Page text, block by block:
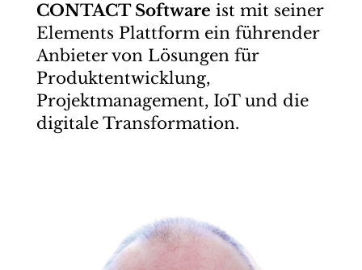
CONTACT Software ist mit seiner
Elements Plattform ein führender
Anbieter von Lösungen für
Produktentwicklung,
Projektmanagement, IoT und die
digitale Transformation.